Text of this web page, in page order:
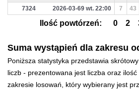
7324
2026-03-69 wt. 22:00 7 43
Ilość powtórzeń: 0 2
Suma wystąpień dla zakresu
Poniższa statystyka przedstawia
liczb - prezentowana jest liczba oraz
zakresie losowań, który wybierany jest